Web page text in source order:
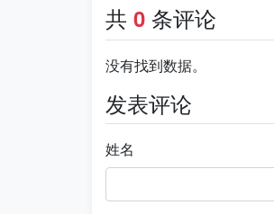
共 0 条评论
没有找到数据。
发表评论
姓名